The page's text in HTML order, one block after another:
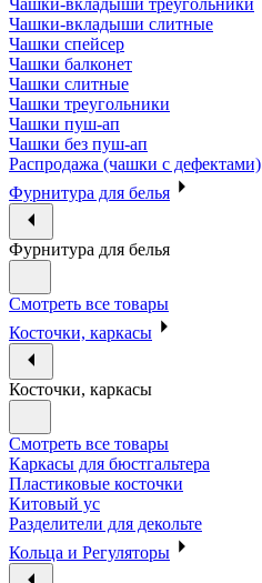
Чашки-вкладыши слитные
Чашки спейсер
Чашки балконет
Чашки слитные
Чашки треугольники
Чашки пуш-ап
Чашки без пуш-ап
Распродажа (чашки с дефектами)
Фурнитура для белья
Фурнитура для белья
Смотреть все товары
Косточки, каркасы
Косточки, каркасы
Смотреть все товары
Каркасы для бюстгальтера
Пластиковые косточки
Китовый ус
Разделители для декольте
Кольца и Регуляторы